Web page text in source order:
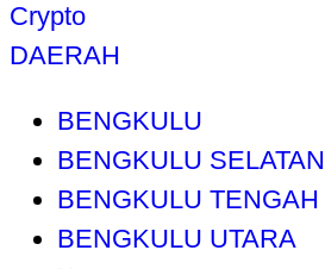
Crypto
DAERAH
BENGKULU
BENGKULU SELATAN
BENGKULU TENGAH
BENGKULU UTARA